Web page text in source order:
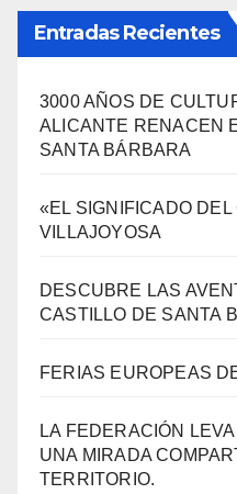
Entradas Recientes
3000 AÑOS DE
ALICANTE RENACEN
SANTA BÁRBARA
«EL SIGNIFICADO DEL
VILLAJOYOSA
DESCUBRE LAS
CASTILLO DE SANTA
FERIAS EUROPEAS
LA FEDERACIÓN
UNA MIRADA
TERRITORIO.